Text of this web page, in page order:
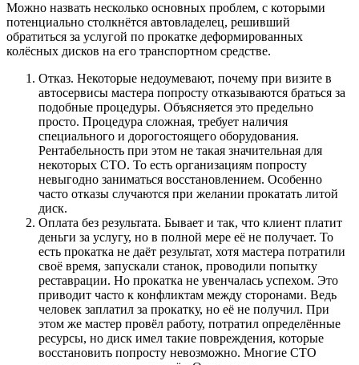
Можно назвать несколько основных проблем, с которыми
потенциально столкнётся автовладелец, решивший
обратиться за услугой по прокатке деформированных
колёсных дисков на его транспортном средстве.
Отказ. Некоторые недоумевают, почему при визите в
автосервисы мастера попросту отказываются браться за
подобные процедуры. Объясняется это предельно
просто. Процедура сложная, требует наличия
специального и дорогостоящего оборудования.
Рентабельность при этом не такая значительная для
некоторых СТО. То есть организациям попросту
невыгодно заниматься восстановлением. Особенно
часто отказы случаются при желании прокатать литой
диск.
Оплата без результата. Бывает и так, что клиент платит
деньги за услугу, но в полной мере её не получает. То
есть прокатка не даёт результат, хотя мастера потратили
своё время, запускали станок, проводили попытку
реставрации. Но прокатка не увенчалась успехом. Это
приводит часто к конфликтам между сторонами. Ведь
человек заплатил за прокатку, но её не получил. При
этом же мастер провёл работу, потратил определённые
ресурсы, но диск имел такие повреждения, которые
восстановить попросту невозможно. Многие СТО